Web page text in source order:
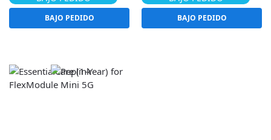
BAJO PEDIDO BAJO PEDIDO